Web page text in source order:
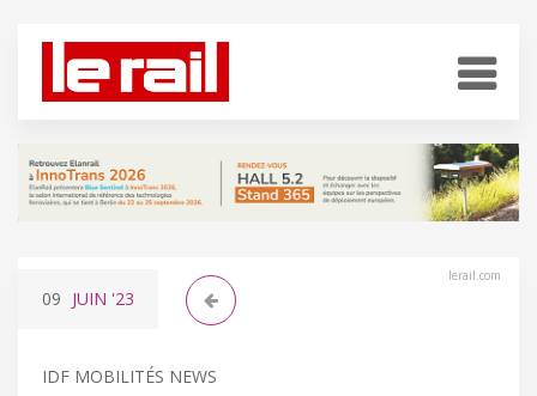
lerail.com
09 JUIN '23
IDF MOBILITÉS NEWS